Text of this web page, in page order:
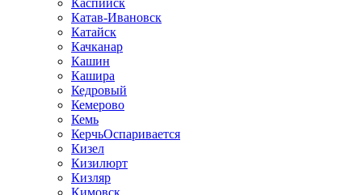
Каспийск
Катав-Ивановск
Катайск
Качканар
Кашин
Кашира
Кедровый
Кемерово
Кемь
КерчьОспаривается
Кизел
Кизилюрт
Кизляр
Кимовск